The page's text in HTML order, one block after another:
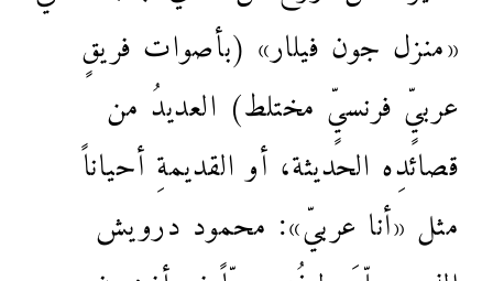
«منزل جون فيلار» (بأصوات فريقٍ
عربيٍّ فرنسيٍّ مختلط) العديدُ من
قصائدِه الحديثة، أو القديمةِ أحياناً
مثل «أنا عربيّ»: محمود درويش